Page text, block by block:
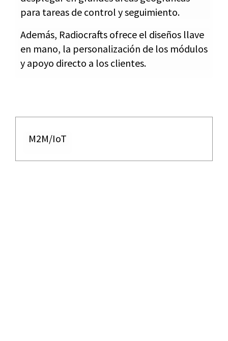
para tareas de control y seguimiento.
Además, Radiocrafts ofrece el diseños llave
en mano, la personalización de los módulos
y apoyo directo a los clientes.
M2M/IoT